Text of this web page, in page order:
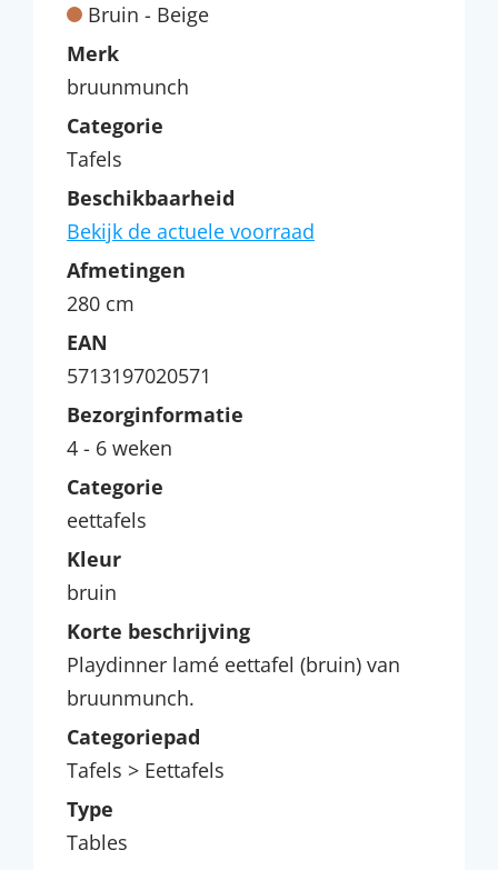
Bruin - Beige
Merk
bruunmunch
Categorie
Tafels
Beschikbaarheid
Bekijk de actuele voorraad
Afmetingen
280 cm
EAN
5713197020571
Bezorginformatie
4 - 6 weken
Categorie
eettafels
Kleur
bruin
Korte beschrijving
Playdinner lamé eettafel (bruin) van
bruunmunch.
Categoriepad
Tafels > Eettafels
Type
Tables